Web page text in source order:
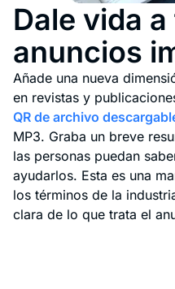
Dale vida
anuncios
Añade una nueva
en revistas y
QR de archivo
MP3. Graba un breve
las personas puedan
ayudarlos. Esta es una
los términos de la
clara de lo que trata el